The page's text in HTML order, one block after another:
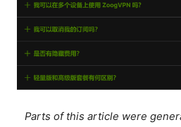
Parts of this article were